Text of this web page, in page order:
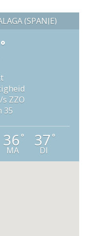
(SPANJE)
°
ZZO
35
36°
MA
37°
DI